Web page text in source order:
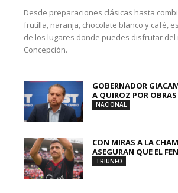
Desde preparaciones clásicas hasta
frutilla, naranja, chocolate blanco y café,
de los lugares donde puedes disfrutar del
Concepción.
GOBERNADOR
A QUIROZ POR
NACIONAL
CON MIRAS A LA
ASEGURAN QUE EL
TRIUNFO